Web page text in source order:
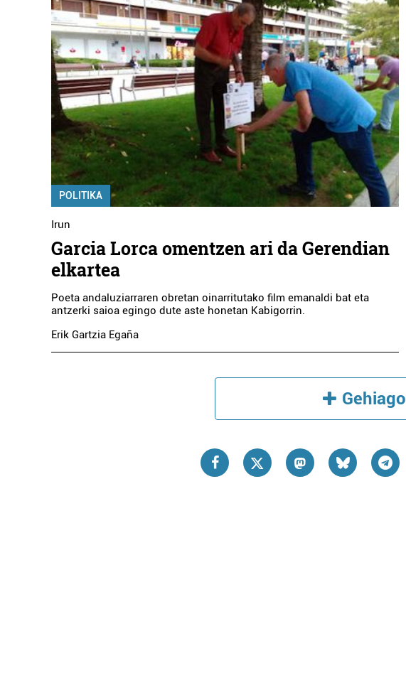
POLITIKA
Irun
Garcia Lorca omentzen ari da Gerendian
elkartea
Poeta andaluziarraren obretan oinarritutako film emanaldi bat eta
antzerki saioa egingo dute aste honetan Kabigorrin.
Erik Gartzia Egaña
Gehiago